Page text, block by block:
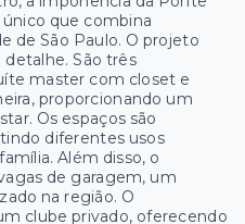
que combina
de São Paulo. O projeto
São três
master com closet e
proporcionando um
Os espaços são
diferentes usos
Além disso, o
de garagem, um
na região. O
clube privado, oferecendo